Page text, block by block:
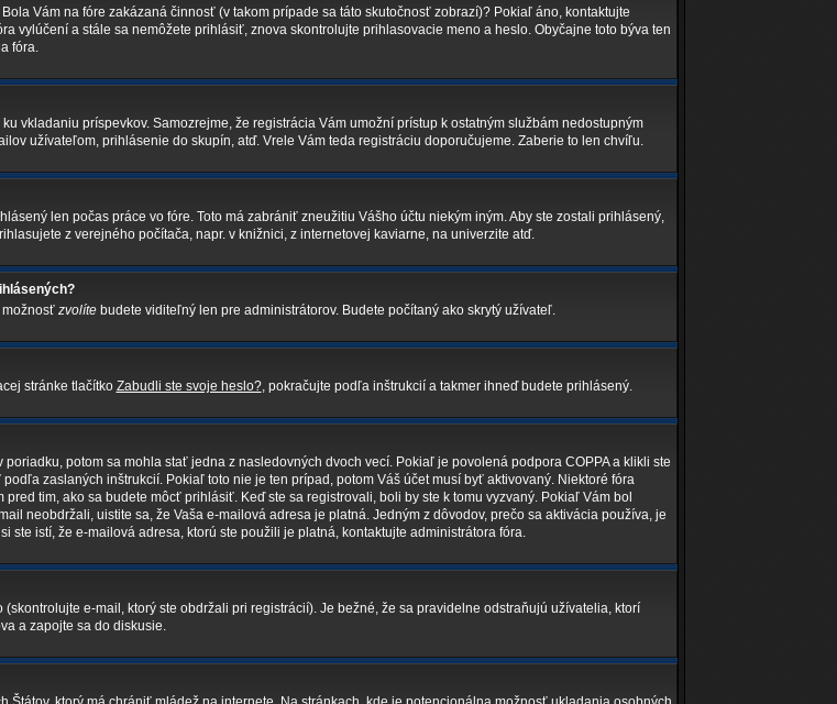
Vám na fóre zakázaná činnosť (v takom prípade sa táto skutočnosť zobrazí)? Pokiaľ áno, kontaktujte
vylúčení a stále sa nemôžete prihlásiť, znova skontrolujte prihlasovacie meno a heslo. Obyčajne toto býva ten
fóra.
vkladaniu príspevkov. Samozrejme, že registrácia Vám umožní prístup k ostatným službám nedostupným
užívateľom, prihlásenie do skupín, atď. Vrele Vám teda registráciu doporučujeme. Zaberie to len chvíľu.
len počas práce vo fóre. Toto má zabrániť zneužitiu Vášho účtu niekým iným. Aby ste zostali prihlásený,
z verejného počítača, napr. v knižnici, z internetovej kaviarne, na univerzite atď.
zvolítebudete viditeľný len pre administrátorov. Budete počítaný ako skrytý užívateľ.
stránke tlačítko Zabudli ste svoje heslo?, pokračujte podľa inštrukcií a takmer ihneď budete prihlásený.
potom sa mohla stať jedna z nasledovných dvoch vecí. Pokiaľ je povolená podpora COPPA a klikli ste
zaslaných inštrukcií. Pokiaľ toto nie je ten prípad, potom Váš účet musí byť aktivovaný. Niektoré fóra
tim, ako sa budete môcť prihlásiť. Keď ste sa registrovali, boli by ste k tomu vyzvaný. Pokiaľ Vám bol
neobdržali, uistite sa, že Vaša e-mailová adresa je platná. Jedným z dôvodov, prečo sa aktivácia používa, je
ste istí, že e-mailová adresa, ktorú ste použili je platná, kontaktujte administrátora fóra.
e-mail, ktorý ste obdržali pri registrácií). Je bežné, že sa pravidelne odstraňujú užívatelia, ktorí
a zapojte sa do diskusie.